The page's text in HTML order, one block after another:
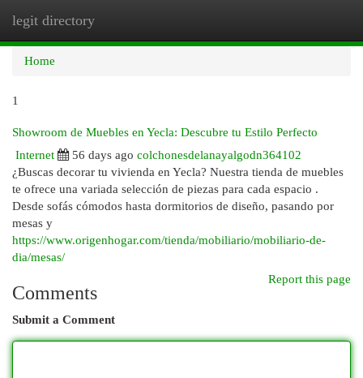
legit directory
Home
1
Showroom de Muebles en Yecla: Descubre tu Estilo Perfecto
Internet
56 days ago colchonesdelanayalgodn364102
¿Buscas decorar tu vivienda en Yecla? Nuestra tienda de muebles
te ofrece una variada selección de piezas para cada espacio .
Desde sofás cómodos hasta dormitorios de diseño, pasando por
mesas y
https://www.origenhogar.com/tienda/mobiliario/mobiliario-de-
dia/mesas/
Report this page
Comments
Submit a Comment